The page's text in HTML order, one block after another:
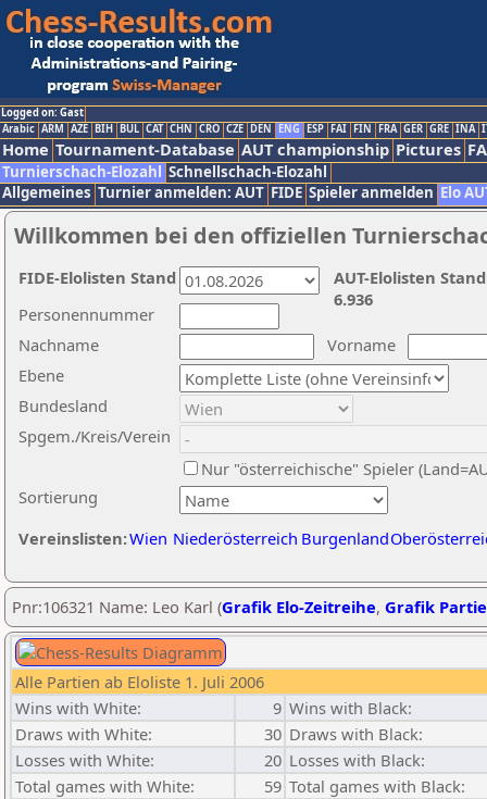
Logged on: Gast
Arabic ARM AZE BIH BUL CAT CHN CRO CZE DEN ENG ESP FAI FIN FRA GER GRE INA
Home Tournament-Database AUT championship Pictures
Turnierschach-Elozahl Schnellschach-Elozahl
Allgemeines Turnier anmelden: AUT FIDE Spieler anmelden Elo
Willkommen bei den offiziellen
Nachname
Vorname
Ebene
Sortierung
Personennummer
Bundesland
Spgem./Kreis/Verein
Nur "österreichische" Spieler
Vereinslisten:Wien Niederösterreich Burgenland
AUT-Elolisten
6.936
FIDE-Elolisten Stand
Pnr:106321 Name: Leo Karl (Grafik Elo-Zeitreihe, Grafik
Alle Partien ab Eloliste 1. Juli 2006
Wins with White:
9 Wins with Black:
Draws with White:
30 Draws with Black:
Losses with White:
20 Losses with Black:
Total games with White:
59 Total games with Black: